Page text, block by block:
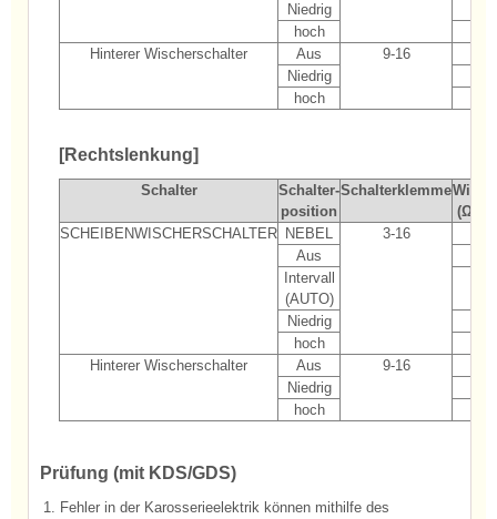
Niedrig
hoch
Hinterer Wischerschalter
Aus 9-16
Niedrig
hoch
[Rechtslenkung]
Schalter
Schalter-
position
Schalterklemme
(Ω,
SCHEIBENWISCHERSCHALTER NEBEL 3-16
Aus
Intervall
(AUTO)
Niedrig
hoch
Hinterer Wischerschalter
Aus 9-16
Niedrig
hoch
Prüfung (mit KDS/GDS)
1. Fehler in der Karosserieelektrik können mithilfe des